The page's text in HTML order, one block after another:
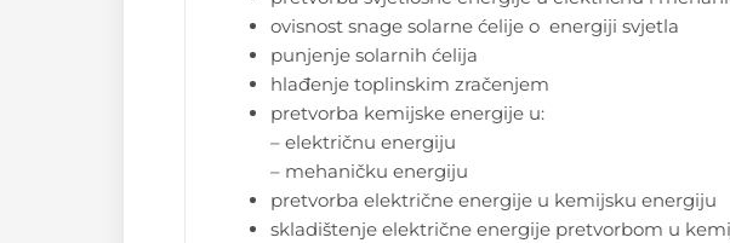
ovisnost snage solarne ćelije o energiji svjetla
punjenje solarnih ćelija
hlađenje toplinskim zračenjem
pretvorba kemijske energije u:
– električnu energiju
– mehaničku energiju
pretvorba električne energije u kemijsku energiju
skladištenje električne energije pretvorbom u